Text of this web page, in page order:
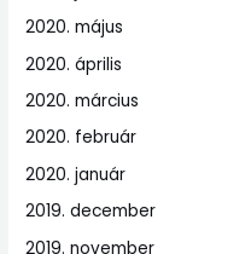
2020. május
2020. április
2020. március
2020. február
2020. január
2019. december
2019. november